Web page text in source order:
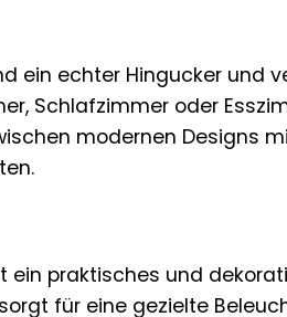
ein echter Hingucker und
Schlafzimmer oder
modernen Designs
ein praktisches und
für eine gezielte